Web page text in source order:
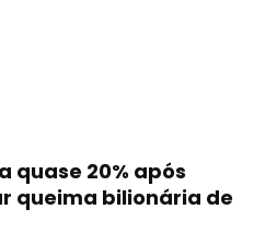
quase 20% após
queima bilionária de